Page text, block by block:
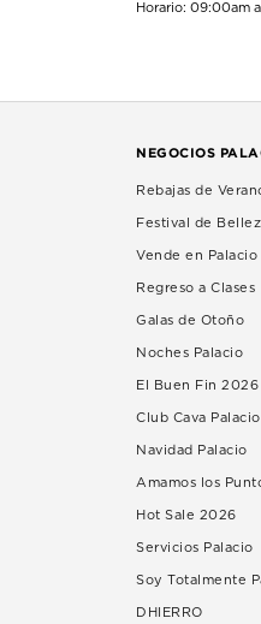
Horario: 09:00am
NEGOCIOS
Rebajas de
Festival de
Vende en Palacio
Regreso a Clases
Galas de Otoño
Noches Palacio
El Buen Fin 2026
Club Cava Palacio
Navidad Palacio
Amamos los
Hot Sale 2026
Servicios Palacio
Soy Totalmente
DHIERRO